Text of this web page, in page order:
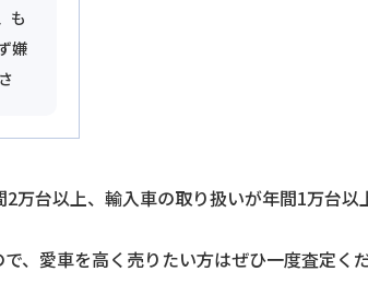
も
嫌
万台以上、輸入車の取り扱いが年間1万台以
、愛車を高く売りたい方はぜひ一度査定くだ